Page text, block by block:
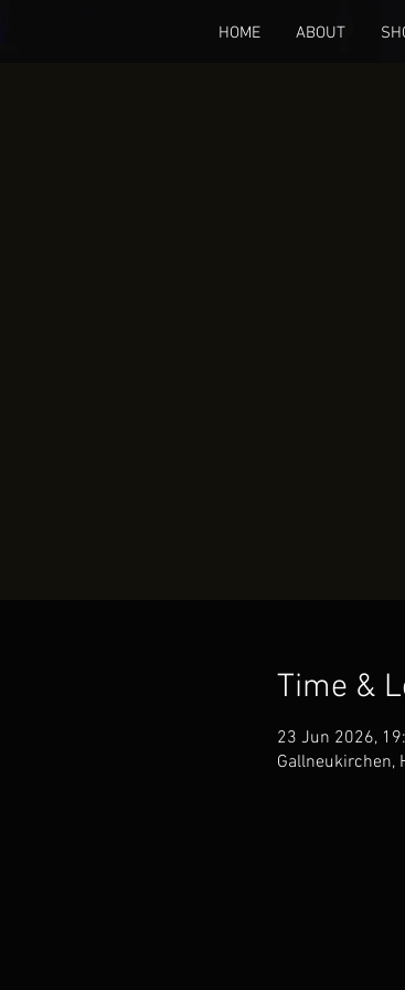
HOME ABOUT
Time &
23 Jun 2026,
Gallneukirchen,